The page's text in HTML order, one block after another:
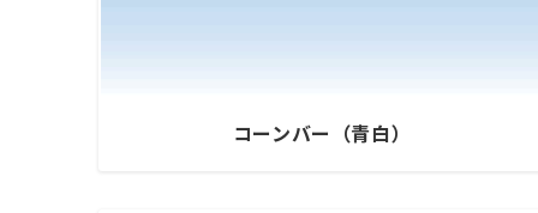
コーンバー（青白）